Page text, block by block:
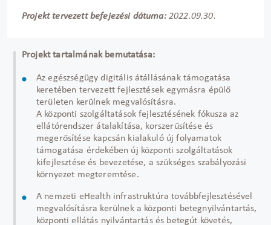
Projekt tervezett befejezési dátuma:2022.09.30.
Projekt tartalmának bemutatása:
Az egészségügy digitális átállásának támogatása
keretében tervezett fejlesztések egymásra épülő
területen kerülnek megvalósításra.
A központi szolgáltatások fejlesztésének fókusza az
ellátórendszer átalakítása, korszerűsítése és
megerősítése kapcsán kialakuló új folyamatok
támogatása érdekében új központi szolgáltatások
kifejlesztése és bevezetése, a szükséges szabályozási
környezet megteremtése.
A nemzeti eHealth infrastruktúra továbbfejlesztésével
megvalósításra kerülnek a központi betegnyilvántartás,
központi ellátás nyilvántartás és betegút követés,